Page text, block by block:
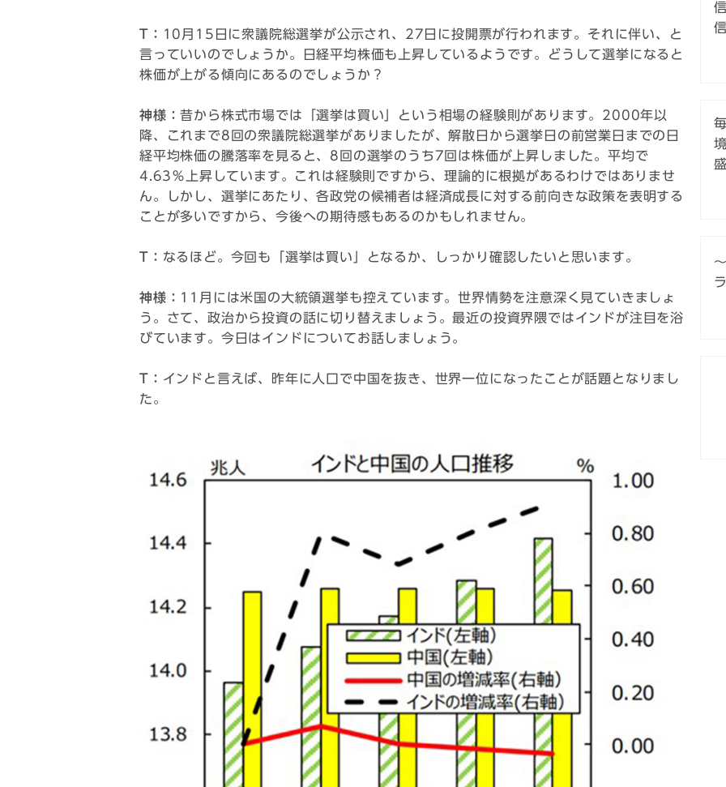
T： 10月15日に衆議院総選挙が公示され、27日に投開票が行われます。それに伴い、と
言っていいのでしょうか。日経平均株価も上昇しているようです。どうして選挙になると
株価が上がる傾向にあるのでしょうか？
神様：昔から株式市場では「選挙は買い」という相場の経験則があります。2000年以
降、これまで8回の衆議院総選挙がありましたが、解散日から選挙日の前営業日までの日
経平均株価の騰落率を見ると、8回の選挙のうち7回は株価が上昇しました。平均で
4.63％上昇しています。これは経験則ですから、理論的に根拠があるわけではありませ
ん。しかし、選挙にあたり、各政党の候補者は経済成長に対する前向きな政策を表明する
ことが多いですから、今後への期待感もあるのかもしれません。
T： なるほど。今回も「選挙は買い」となるか、しっかり確認したいと思います。
神様： 11月には米国の大統領選挙も控えています。世界情勢を注意深く見ていきましょ
う。さて、政治から投資の話に切り替えましょう。最近の投資界隈ではインドが注目を浴
びています。今日はインドについてお話しましょう。
T： インドと言えば、昨年に人口で中国を抜き、世界一位になったことが話題となりまし
た。